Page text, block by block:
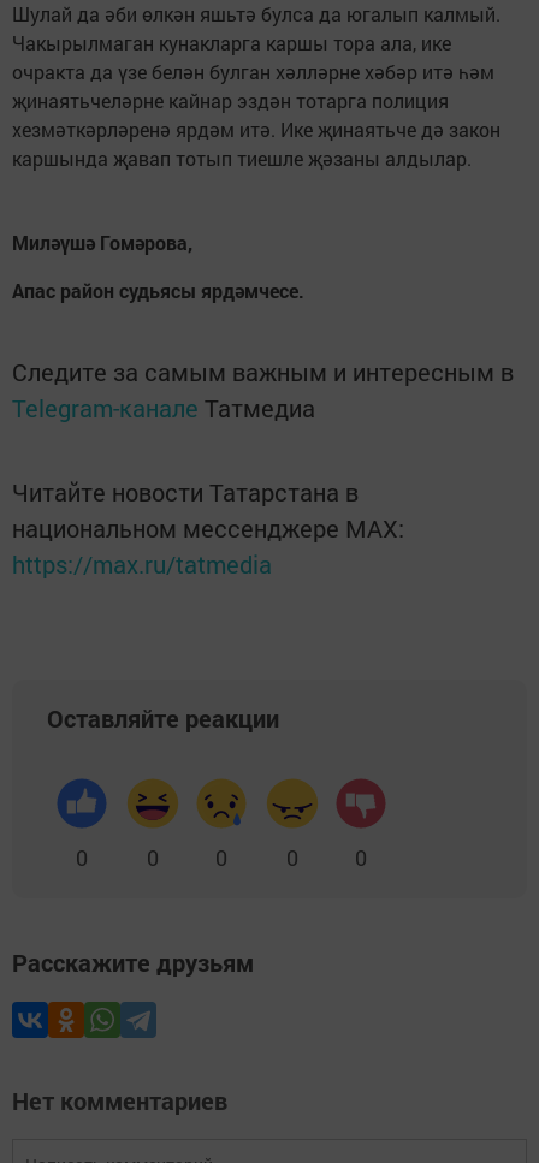
Шулай да әби өлкән яшьтә булса да югалып калмый.
Чакырылмаган кунакларга каршы тора ала, ике
очракта да үзе белән булган хәлләрне хәбәр итә һәм
җинаятьчеләрне кайнар эздән тотарга полиция
хезмәткәрләренә ярдәм итә. Ике җинаятьче дә закон
каршында җавап тотып тиешле җәзаны алдылар.
Миләүшә Гомәрова,
Апас район судьясы ярдәмчесе.
Следите за самым важным и интересным в
Telegram-канале Татмедиа
Читайте новости Татарстана в
национальном мессенджере MАХ:
https://max.ru/tatmedia
Оставляйте реакции
0 0 0 0 0
Расскажите друзьям
Нет комментариев